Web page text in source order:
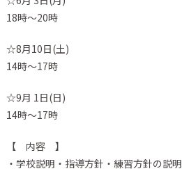
18時～20時
☆8月10日(土)
14時～17時
☆9月 1日(日)
14時～17時
【 内容 】
・学校説明・指導方針・練習方針の説明